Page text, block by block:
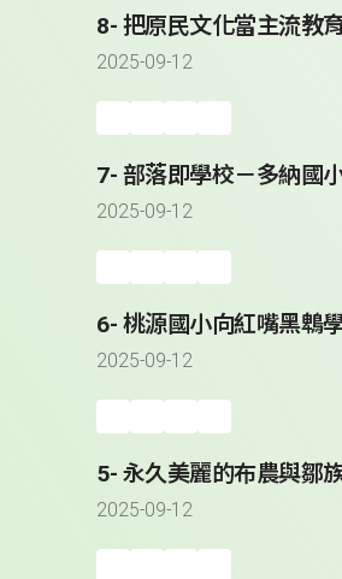
8- 把原民文化當主流教
2025-09-12
7- 部落即學校－多納國
2025-09-12
6- 桃源國小向紅嘴黑鵯
2025-09-12
5- 永久美麗的布農與鄒
2025-09-12